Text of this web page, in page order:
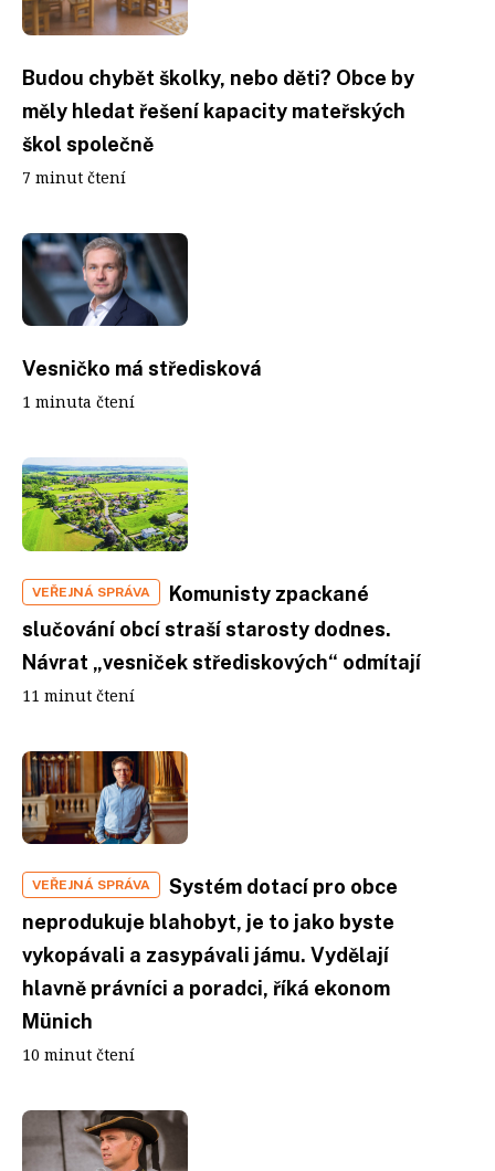
Budou chybět školky, nebo děti? Obce by
měly hledat řešení kapacity mateřských
škol společně
7 minut čtení
Vesničko má středisková
1 minuta čtení
VEŘEJNÁ SPRÁVA
Komunisty zpackané
slučování obcí straší starosty dodnes.
Návrat „vesniček střediskových“ odmítají
11 minut čtení
VEŘEJNÁ SPRÁVA
Systém dotací pro obce
neprodukuje blahobyt, je to jako byste
vykopávali a zasypávali jámu. Vydělají
hlavně právníci a poradci, říká ekonom
Münich
10 minut čtení